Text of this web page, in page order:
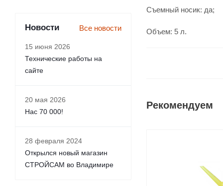
Съемный носик: да;
Объем: 5 л.
Рекомендуем
Новости Все новости
15 июня 2026
Технические работы на
сайте
20 мая 2026
Нас 70 000!
28 февраля 2024
Открылся новый магазин
СТРОЙСАМ во Владимире